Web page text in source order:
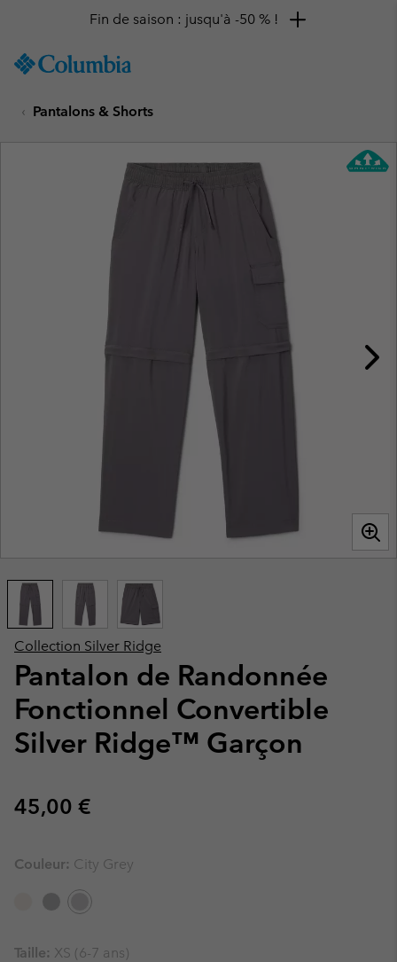
TO
SKIP
MAIN
Fin de saison : jusqu'à -50 % !
Pantalons & Shorts
Collection Silver Ridge
Pantalon de Randonnée
Fonctionnel Convertible
Silver Ridge™ Garçon
Regular price:
45,00 €
Couleur: City Grey
Taille: XS (6-7 ans)